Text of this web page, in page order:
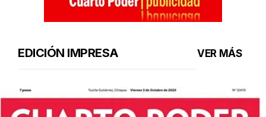
EDICIÓN IMPRESA VER MÁS